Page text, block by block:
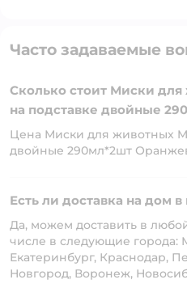
Часто задаваемые
Сколько стоит Миски
на подставке двойные
Цена Миски для животных
двойные 290мл*2шт
Есть ли доставка на дом
Да, можем доставить в
числе в следующие города:
Екатеринбург, Краснодар,
Новгород, Воронеж,